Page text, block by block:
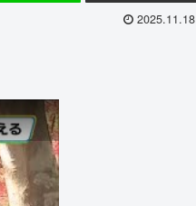
2025.11.18